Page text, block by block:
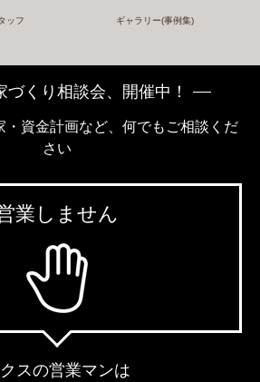
ッフ ギャラリー(事例集)
づくり相談会、開催中！
・資金計画など、何でもご相談くだ
さい
業しません
スの営業マンは